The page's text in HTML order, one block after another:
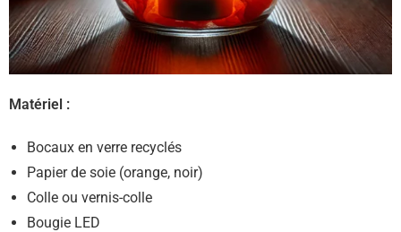
Matériel :
Bocaux en verre recyclés
Papier de soie (orange, noir)
Colle ou vernis-colle
Bougie LED